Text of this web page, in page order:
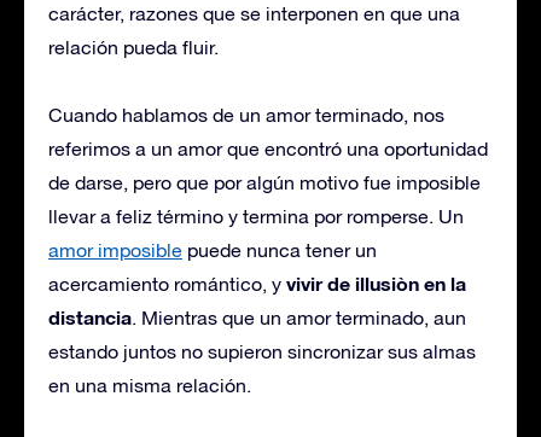
carácter, razones que se interponen en que una
relación pueda fluir.
Cuando hablamos de un amor terminado, nos
referimos a un amor que encontró una oportunidad
de darse, pero que por algún motivo fue imposible
llevar a feliz término y termina por romperse. Un
amor imposible puede nunca tener un
acercamiento romántico, y vivir de illusiòn en la
distancia. Mientras que un amor terminado, aun
estando juntos no supieron sincronizar sus almas
en una misma relación.